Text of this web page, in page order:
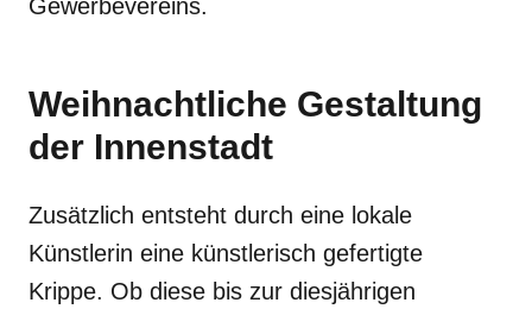
Gewerbevereins.
Weihnachtliche Gestaltung
der Innenstadt
Zusätzlich entsteht durch eine lokale
Künstlerin eine künstlerisch gefertigte
Krippe. Ob diese bis zur diesjährigen